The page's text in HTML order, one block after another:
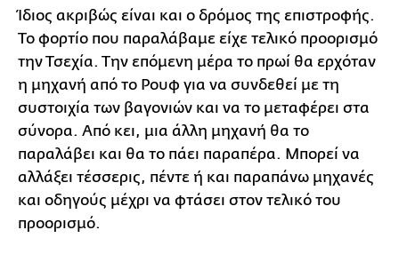
Ίδιος ακριβώς είναι και ο δρόμος της επιστροφής.
Το φορτίο που παραλάβαμε είχε τελικό προορισμό
την Τσεχία. Την επόμενη μέρα το πρωί θα ερχόταν
η μηχανή από το Ρουφ για να συνδεθεί με τη
συστοιχία των βαγονιών και να το μεταφέρει στα
σύνορα. Από κει, μια άλλη μηχανή θα το
παραλάβει και θα το πάει παραπέρα. Μπορεί να
αλλάξει τέσσερις, πέντε ή και παραπάνω μηχανές
και οδηγούς μέχρι να φτάσει στον τελικό του
προορισμό.